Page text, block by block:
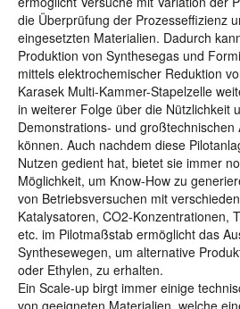
die Überprüfung der Prozesseffizienz
eingesetzten Materialien. Dadurch
Produktion von Synthesegas und
mittels elektrochemischer Reduktion
Karasek Multi-Kammer-Stapelzelle
in weiterer Folge über die Nützlichkeit
Demonstrations- und großtechnischen
können. Auch nachdem diese
Nutzen gedient hat, bietet sie immer
Möglichkeit, um Know-How zu
von Betriebsversuchen mit
Katalysatoren, CO2-Konzentrationen,
etc. im Pilotmaßstab ermöglicht das
Synthesewegen, um alternative
oder Ethylen, zu erhalten.
Ein Scale-up birgt immer einige
von geeigneten Materialien, welche